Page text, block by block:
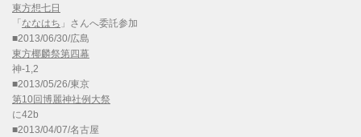
東方想七日
「 ななはち 」さんへ委託参加
■2013/06/30/広島
東方椰麟祭第四幕
神-1,2
■2013/05/26/東京
第10回博麗神社例大祭
に42b
■2013/04/07/名古屋